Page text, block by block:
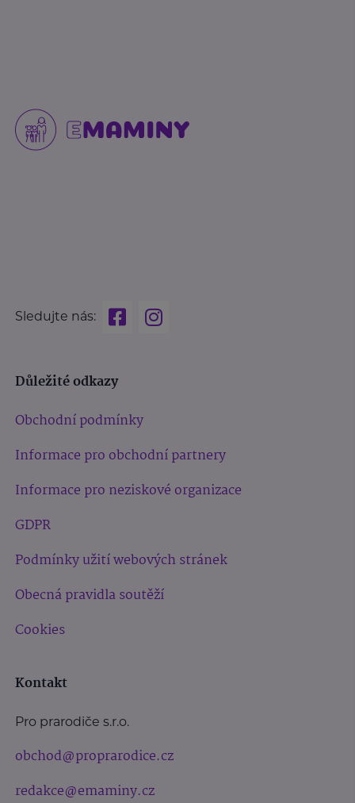
Sledujte nás:
Důležité odkazy
Obchodní podmínky
Informace pro obchodní partnery
Informace pro neziskové organizace
GDPR
Podmínky užití webových stránek
Obecná pravidla soutěží
Cookies
Kontakt
Pro prarodiče s.r.o.
obchod@proprarodice.cz
redakce@emaminy.cz